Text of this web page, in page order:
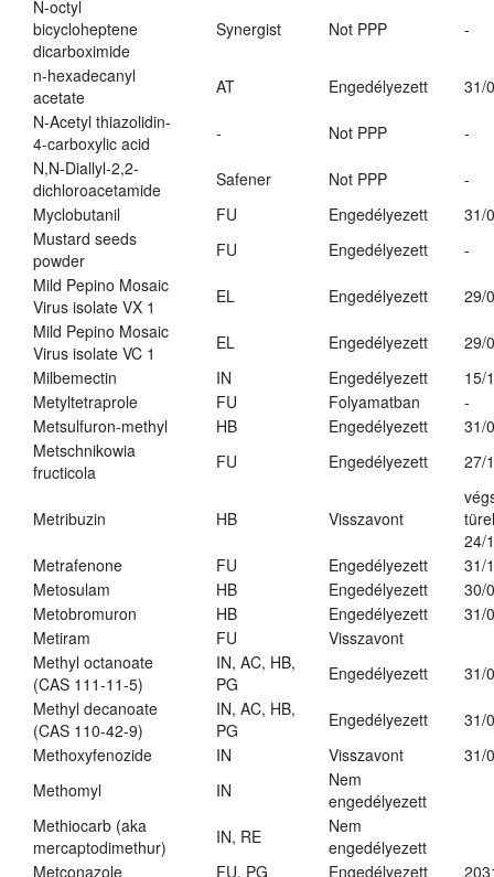
N-octyl
bicycloheptene
dicarboximide
Synergist Not PPP -
n-hexadecanyl
acetate
AT Engedélyezett
31/
N-Acetyl thiazolidin-
4-carboxylic acid
- Not PPP
-
N,N-Diallyl-2,2-
dichloroacetamide
Safener Not PPP
-
Myclobutanil
FU Engedélyezett
31/
Mustard seeds
powder
FU Engedélyezett
-
Mild Pepino Mosaic
Virus isolate VX 1
EL Engedélyezett
29/
Mild Pepino Mosaic
Virus isolate VC 1
EL Engedélyezett
29/
Milbemectin
IN Engedélyezett
15/
Metyltetraprole
FU Folyamatban
-
Metsulfuron-methyl
HB Engedélyezett
31/
Metschnikowia
fructicola
FU Engedélyezett 27/
Metribuzin HB Visszavont
24/
Metrafenone
FU Engedélyezett
31/
Metosulam
HB Engedélyezett
30/
Metobromuron
HB Engedélyezett
31/
Metiram
FU
Visszavont
Methyl octanoate
(CAS 111-11-5)
IN, AC, HB,
PG
Engedélyezett
31/
Methyl decanoate
(CAS 110-42-9)
IN, AC, HB,
PG
Engedélyezett
31/
Methoxyfenozide
IN Visszavont
31/
Methomyl
IN
Nem
engedélyezett
Methiocarb (aka
mercaptodimethur)
IN, RE
Nem
engedélyezett
Metconazole
FU, PG Engedélyezett